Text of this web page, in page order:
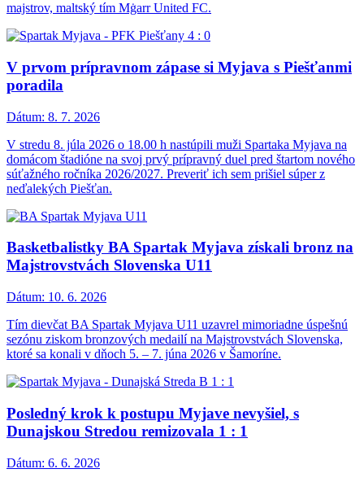
majstrov, maltský tím Mġarr United FC.
V prvom prípravnom zápase si Myjava s Piešťanmi
poradila
Dátum: 8. 7. 2026
V stredu 8. júla 2026 o 18.00 h nastúpili muži Spartaka Myjava na
domácom štadióne na svoj prvý prípravný duel pred štartom nového
súťažného ročníka 2026/2027. Preveriť ich sem prišiel súper z
neďalekých Piešťan.
Basketbalistky BA Spartak Myjava získali bronz na
Majstrovstvách Slovenska U11
Dátum: 10. 6. 2026
Tím dievčat BA Spartak Myjava U11 uzavrel mimoriadne úspešnú
sezónu ziskom bronzových medailí na Majstrovstvách Slovenska,
ktoré sa konali v dňoch 5. – 7. júna 2026 v Šamoríne.
Posledný krok k postupu Myjave nevyšiel, s
Dunajskou Stredou remizovala 1 : 1
Dátum: 6. 6. 2026